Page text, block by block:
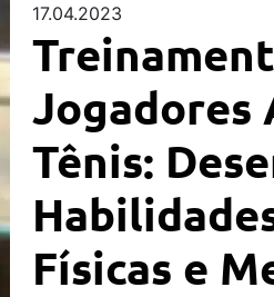
17.04.2023
Jogadores
Tênis:
Físicas e